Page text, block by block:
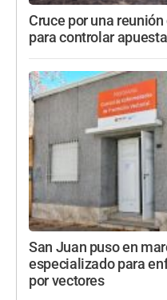
Cruce por una
para controlar
San Juan puso en
especializado para
por vectores